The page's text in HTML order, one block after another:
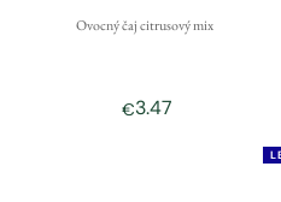
Ovocný čaj citrusový mix
€3.47